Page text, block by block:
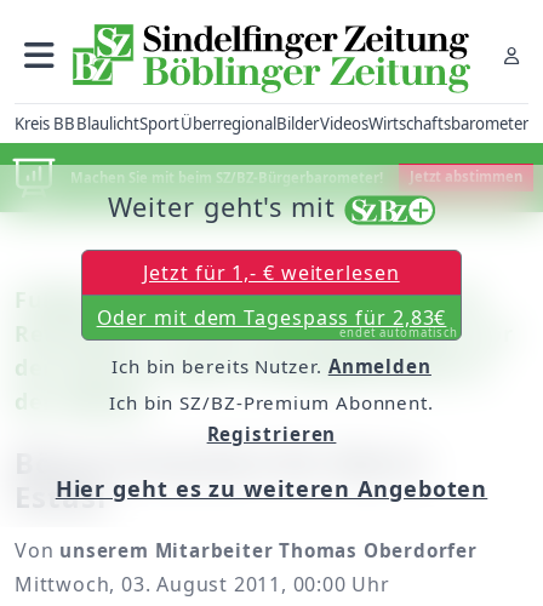
Kreis BBBlaulichtSportÜberregionalBilderVideosWirtschaftsbarometer
Machen Sie mit beim SZ/BZ-Bürgerbarometer! Jetzt abstimmen
Fußball – WFV-Pokal: SV Böblingen – SSV
Reutlingen 1:5 (1:4) / Die SVB offenbart vor
der Pause zu viele Unzulänglichkeiten in
der Abwehr
Estasi
Von unserem Mitarbeiter Thomas Oberdorfer
Mittwoch, 03. August 2011, 00:00 Uhr
Weiter geht's mit
Jetzt für 1,- € weiterlesen
Oder mit dem Tagespass für 2,83€
endet automatisch
Ich bin bereits Nutzer. Anmelden
Ich bin SZ/BZ-Premium Abonnent.
Registrieren
Hier geht es zu weiteren Angeboten